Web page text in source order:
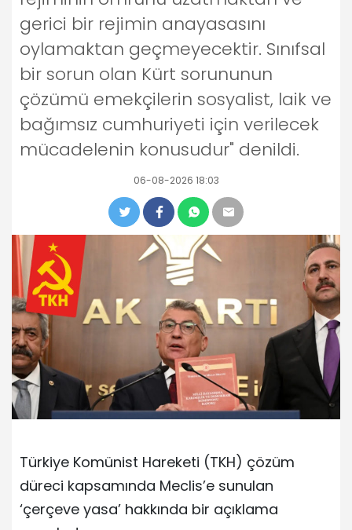
gerici bir rejimin anayasasını
oylamaktan geçmeyecektir. Sınıfsal
bir sorun olan Kürt sorununun
çözümü emekçilerin sosyalist, laik ve
bağımsız cumhuriyeti için verilecek
mücadelenin konusudur" denildi.
06-08-2026 18:03
Türkiye Komünist Hareketi (TKH) çözüm
düreci kapsamında Meclis’e sunulan
‘çerçeve yasa’ hakkında bir açıklama